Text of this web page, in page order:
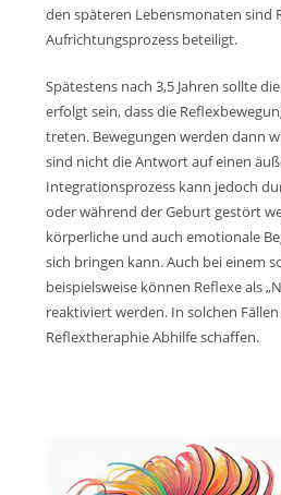
den späteren Lebensmonaten sind
Aufrichtungsprozess beteiligt.
Spätestens nach 3,5 Jahren sollte
erfolgt sein, dass die
treten. Bewegungen werden dann
sind nicht die Antwort auf einen
Integrationsprozess kann jedoch
oder während der Geburt gestört
körperliche und auch emotionale
sich bringen kann. Auch bei einem
beispielsweise können Reflexe als
reaktiviert werden. In solchen
Reflextheraphie Abhilfe schaffen.